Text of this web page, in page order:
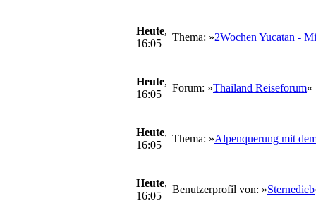
Heute,
16:05
Thema: »2Wochen Yucatan -
Heute,
16:05
Forum: »Thailand Reiseforum«
Heute,
16:05
Thema: »Alpenquerung mit
Heute,
16:05
Benutzerprofil von: »Sternedieb